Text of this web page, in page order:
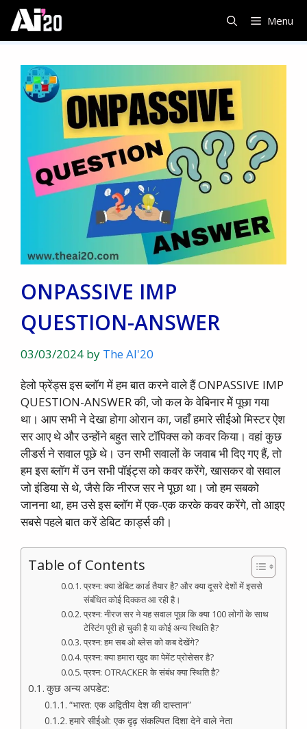
Skip
content
Menu
ONPASSIVE IMP
QUESTION-ANSWER
03/03/2024 by The AI'20
हेलो फ्रेंड्स इस ब्लाॅग में हम बात करने वाले हैं ONPASSIVE IMP
QUESTION-ANSWER की, जो कल के वेबिनार मेें पूछा गया
था। आप सभी ने देखा होगा ओरान का, जहाँ हमारे सीईओ मिस्टर ऐश
सर आए थे और उन्होंने बहुत सारे टॉपिक्स को कवर किया। वहां कुछ
लीडर्स ने सवाल पूछे थे। उन सभी सवालों के जवाब भी दिए गए हैं, तो
हम इस ब्लाॅग में उन सभी पॉइंट्स को कवर करेंगे, खासकर वो सवाल
जो इंडिया से थे, जैसे कि नीरज सर ने पूछा था। जो हम सबको
जानना था, हम उसे इस ब्लाॅग में एक-एक करके कवर करेंगे, तो आइए
सबसे पहले बात करें डेबिट कार्ड्स की।
Table of Contents
प्रश्न: क्या डेबिट कार्ड तैयार है? और क्या दूसरे देशों में इससे
संबंधित कोई दिक्कत आ रही है।
प्रश्न: नीरज सर ने यह सवाल पूछा कि क्या 100 लोगों के साथ
टेस्टिंग पूरी हो चुकी है या कोई अन्य स्थिति है?
प्रश्न: हम सब ओ ब्लेस को कब देखेंगे?
प्रश्न: क्या हमारा खुद का पेमेंट प्रोसेसर है?
प्रश्न: OTRACKER के संबंध क्या स्थिति है?
कुछ अन्य अपडेट:
“भारत: एक अद्वितीय देश की दास्तान”
हमारे सीईओ: एक दृढ़ संकल्पित दिशा देने वाले नेता